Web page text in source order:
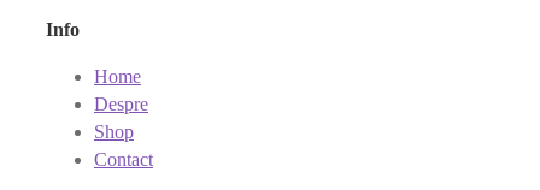
Info
Home
Despre
Shop
Contact